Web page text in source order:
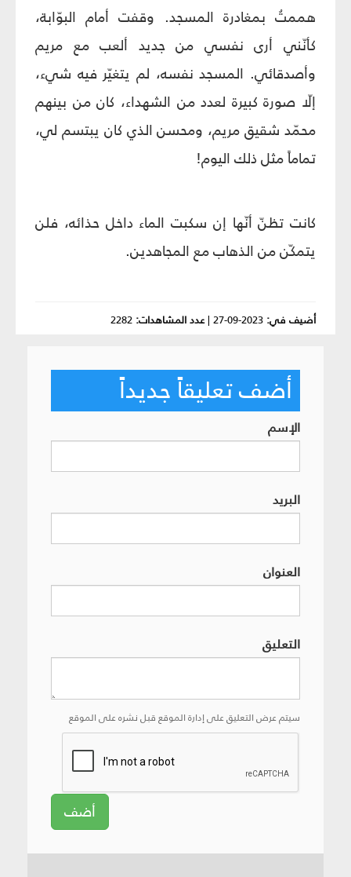
هممتُ بمغادرة المسجد. وقفت أمام البوّابة،
كأنّني أرى نفسي من جديد ألعب مع مريم
وأصدقائي. المسجد نفسه، لم يتغيّر فيه شيء،
إلّا صورة كبيرة لعدد من الشهداء، كان من بينهم
محمّد شقيق مريم، ومحسن الذي كان يبتسم لي،
تماماً مثل ذلك اليوم!
كانت تظنّ أنّها إن سكبت الماء داخل حذائه، فلن
يتمكّن من الذهاب مع المجاهدين.
أضيف في: 2023-09-27
|عدد المشاهدات: 2282
أضف تعليقاً جديداً
الإسم
البريد
العنوان
التعليق
سيتم عرض التعليق على إدارة الموقع قبل نشره على الموقع
أضف